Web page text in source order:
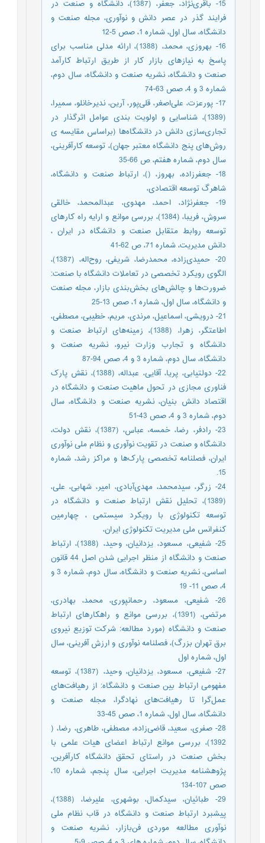
15- باقری‌نژاد، جعفر، (1387)، دانشگاه و صنعت در
فرایند گذر در عصر دانش و نوآوری، مجله صنعت و
دانشگاه، سال اول، شماره 1، صص 5-12
16- بهروزی، محمد، (1388)، ارائه مدلی مناسب برای
پاسخ به نیازهای بازار کار از طریق ارتباط کارآمد
صنعت و دانشگاه، نشریه صنعت و دانشگاه، سال دوم،
شماره 3 و 4، صص 63-74
17- پورعزت، علی‌اصغر، قلی‌پور، آرین، ندیرخانلو، سمیرا،
(1389)، شناسایی و اولویت بندی عوامل اثرگذار در
تجاری‌سازی دانش در دانشگاه‌‌ها (براساس مقایسه ی
روش‌های پنج دانشگاه معتبر جهان)، توسعه کارآفرینی،
سال دوم، شماره هفتم، ص 66-35
18- جعفرزاده، بهروز، ()، ارتباط صنعت و دانشگاه،
شاهرگ توسعه اقتصادی،
19- جعفرنژاد، احمد، مهدوی، عبدالمحمد، خالقی
سروش، فریبا، (1384)، بررسی موانع و ارایه راه کارهای
توسعه روابط متقابل صنعت و دانشگاه در ایران ،
دانش مدیریت، شماره 71، ص 62-41
20- حمیدی‌زاده، محمدرضا، شریفی، روح‌اله، (1387)،
الگوی رویکرد تخصصی در تعاملات دانشگاه با صنعت:
ضرورت‌ها و چالش‌های بخش‌بندی بازار، مجله صنعت
و دانشگاه، سال اول، شماره 1، صص 13-25
21- درویشی، اسماعیل، مرندی، مریم، خطیبی، مصطفی،
اطاعتگر، زهرا، (1388)، زمینه‌های ارتباط صنعت و
دانشگاه و تجارب وزارت نیرو، نشریه صنعت و
دانشگاه، سال دوم، شماره 3 و 4، صص 94-87
22- دولتیابی، پریا، آقایی، عبداله، (1388)، نقش پارک
فناوری مجازی در تحول ماهیت صنعت و دانشگاه در
اقتصاد دانش بنیان، نشریه صنعت و دانشگاه، سال
دوم، شماره 3 و 4، صص 43-51
23- رادفر، رضا، خمسه، عباس، (1387)، نقش دولت،
دانشگاه و صنعت در تقویت نوآوری و نظام ملی نوآوری
ایران، فصلنامه تخصصی پارک‌ها و مراکز رشد، شماره
15.
24- زرگر، سیدمحمد، مهدی‌آبادی، امیر، شهابی، علی،
(1389)، تحلیل نقش ارتباط صنعت و دانشگاه در
توسعه تکنولوژی با رویکرد سیستمی ، چهارمین
کنفرانس ملی مدیریت تکنولوژی ایران،
25- شفیعی، مسعود، یزدانیان، وحید، (1388)، ارتباط
صنعت و دانشگاه از منظر اجرایی شدن اصل 44 قانون
اساسی، نشریه صنعت و دانشگاه، سال دوم، شماره 3 و
4، صص 11- 19
26- شفیعی، مسعود، رحمانپوری، محمد، بهادری،
مرتضی، (1391)، بررسی موانع و راهکارهای ارتباط
صنعت و دانشگاه (مورد مطالعه: شرکت توزیع نیروی
برق تهران بزرگ)، فصلنامه نوآوری و ارزش آفرینی، سال
اول، شماره اول
27- شفیعی، مسعود، یزدانیان، وحید، (1387)، توسعه
مفهومی ارتباط بین صنعت و دانشگاه: از رهیافت‌های
عمل‌گرا تا رهیافت‌های نهادگرا، مجله صنعت و
دانشگاه، سال اول، شماره 1، صص 45-33
28- صفری، سعید، قاضی‌زاده، مصطفی، طاهری، رضا، (
1392)، بررسی موانع ارتباط اعضای هیات علمی با
بخش صنعت در راستای تحقق دانشگاه کارآفرین،
پژوهشنامه مدیریت اجرایی، سال پنجم، شماره 10،
صص 107-134
29- طبائیان، سیدکمال، بوشهری، علیرضا، (1388)،
پیشبرد ارتباط صنعت و دانشگاه در قاب نظام ملی
نوآوری مطالعه موردی فن‌بازار، نشریه صنعت و